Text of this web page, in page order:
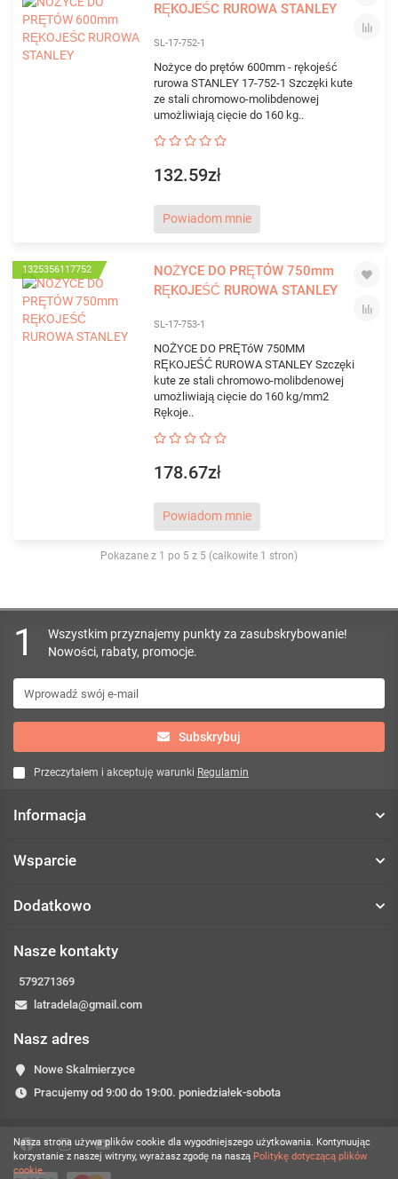
RĘKOJEŚC RUROWA STANLEY
SL-17-752-1
Nożyce do prętów 600mm - rękojeść
rurowa STANLEY 17-752-1 Szczęki kute
ze stali chromowo-molibdenowej
umożliwiają cięcie do 160 kg..
132.59zł
Powiadom mnie
1325356117752
NOŻYCE DO PRĘTÓW 750mm
RĘKOJEŚĆ RUROWA STANLEY
SL-17-753-1
NOŻYCE DO PRĘTóW 750MM
RĘKOJEŚĆ RUROWA STANLEY Szczęki
kute ze stali chromowo-molibdenowej
umożliwiają cięcie do 160 kg/mm2
Rękoje..
178.67zł
Powiadom mnie
Pokazane z 1 po 5 z 5 (całkowite 1 stron)
Nasza strona używa plików cookie dla wygodniejszego użytkowania. Kontynuując
korzystanie z naszej witryny, wyrażasz zgodę na naszą Politykę dotyczącą plików
cookie.
1
Wszystkim przyznajemy punkty za zasubskrybowanie!
Nowości, rabaty, promocje.
Subskrybuj
Przeczytałem i akceptuję warunki Regulamin
Informacja
Wsparcie
Dodatkowo
Nasze kontakty
579271369
latradela@gmail.com
Nasz adres
Nowe Skalmierzyce
Pracujemy od 9:00 do 19:00. poniedziałek-sobota